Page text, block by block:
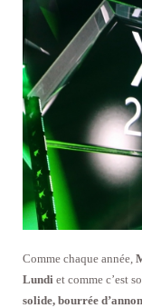
Comme chaque année,
Lundi et comme c’est
solide, bourrée